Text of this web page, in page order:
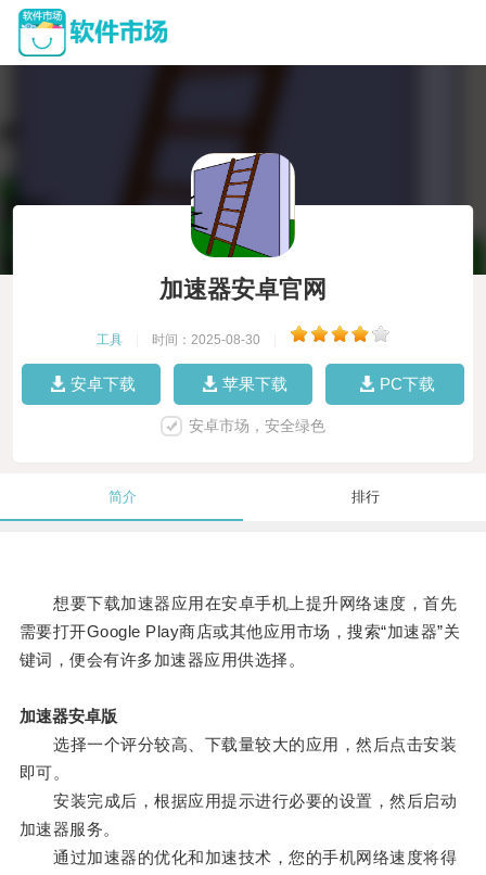
加速器安卓官网
工具 时间：2025-08-30
安卓下载 苹果下载 PC下载
安卓市场，安全绿色
简介 排行
想要下载加速器应用在安卓手机上提升网络速度，首先
需要打开Google Play商店或其他应用市场，搜索“加速器”关
键词，便会有许多加速器应用供选择。
加速器安卓版
选择一个评分较高、下载量较大的应用，然后点击安装
即可。
安装完成后，根据应用提示进行必要的设置，然后启动
加速器服务。
通过加速器的优化和加速技术，您的手机网络速度将得